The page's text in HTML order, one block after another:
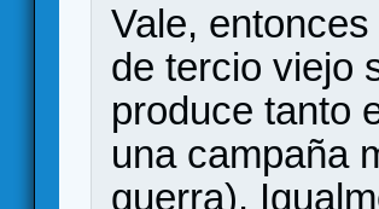
Vale,
de tercio viejo
produce tanto
una campaña
guerra).